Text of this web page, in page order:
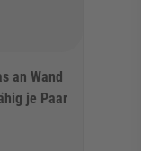
an Wand
je Paar